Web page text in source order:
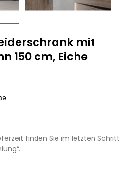
mit
150 cm, Eiche
finden Sie im letzten Schritt